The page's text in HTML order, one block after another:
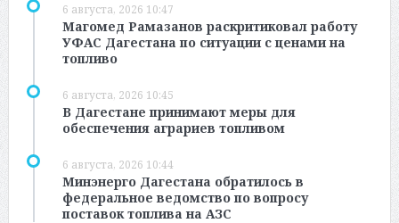
6 августа, 2026 10:47
Магомед Рамазанов раскритиковал работу
УФАС Дагестана по ситуации с ценами на
топливо
6 августа, 2026 10:45
В Дагестане принимают меры для
обеспечения аграриев топливом
6 августа, 2026 10:44
Минэнерго Дагестана обратилось в
федеральное ведомство по вопросу
поставок топлива на АЗС